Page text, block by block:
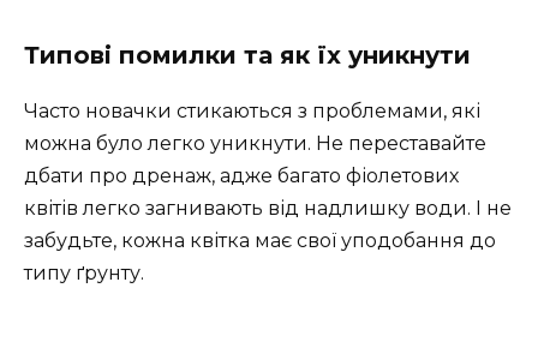
Типові помилки та як їх уникнути
Часто новачки стикаються з проблемами, які
можна було легко уникнути. Не переставайте
дбати про дренаж, адже багато фіолетових
квітів легко загнивають від надлишку води. І не
забудьте, кожна квітка має свої уподобання до
типу ґрунту.